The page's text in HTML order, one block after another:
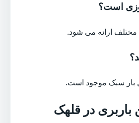
است؟
ارائه می شود.
بار سبک موجود است.
باربری در قلهک